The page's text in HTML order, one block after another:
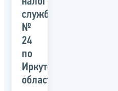
службы
№
24
по
Иркутской
области